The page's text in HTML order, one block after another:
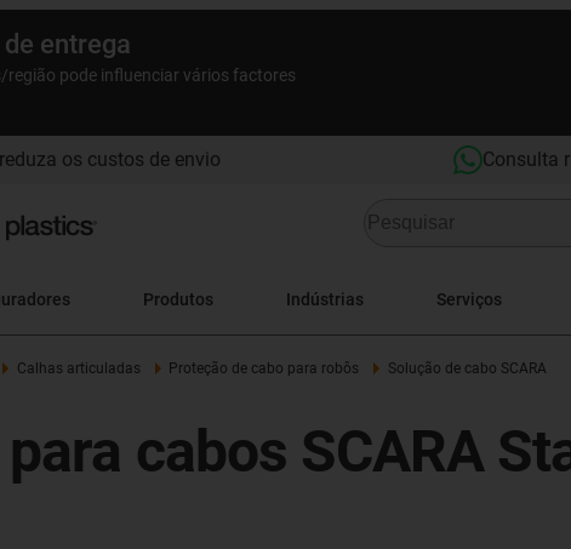
entrega
região pode influenciar vários factores
os custos de envio Consulta
Produtos Indústrias Serviços
Calhas articuladas Proteção de cabo para robôs Solução de cabo SCARA
cabos SCARA